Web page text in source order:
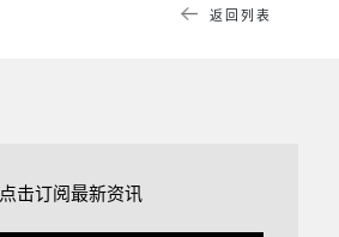
返回列表
点击订阅最新资讯